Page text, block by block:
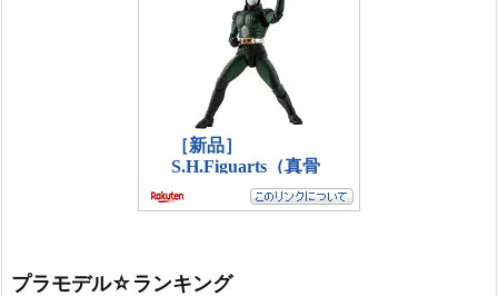
プラモデル☆ランキング